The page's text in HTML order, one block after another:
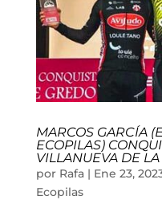
COMPRAR
Bicicletas
Carretera
Montaña
Gravel
Componentes
Componentes
Cubiertas y
Accesorios
Cascos
Equipaciones
MARCOS GARCÍA
ECOPILAS)
VILLANUEVA DE
por Rafa| Ene 23,
Ecopilas